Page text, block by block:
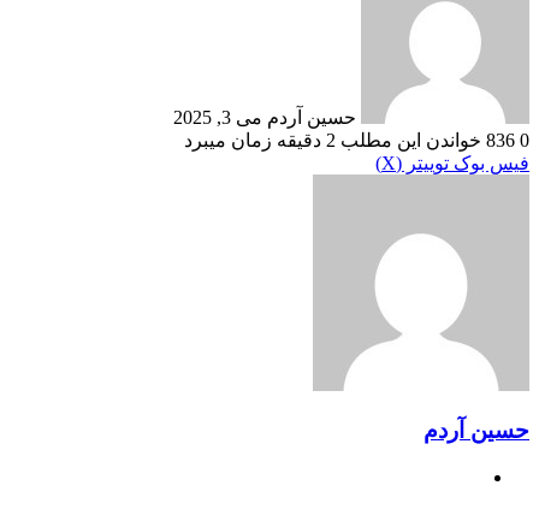
حسین آردم می 3, 2025
0
خواندن این مطلب 2 دقیقه زمان میبرد
فیس بوک توییتر (X) لینکدین
‫تامبلر
‫پین‌ترست
‫رددیت
‫VKontakte
رایانامه
چاپ
حسین آردم